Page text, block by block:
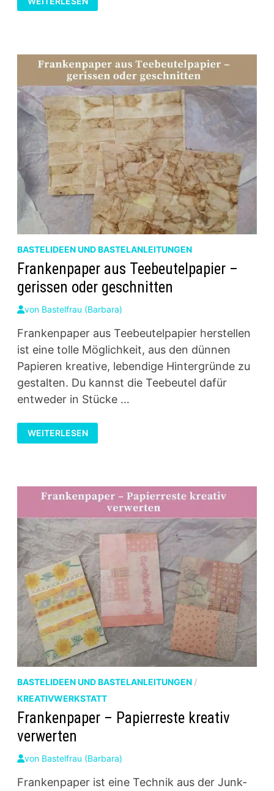
ART
MIT
MIXED-
MEDIA-
GESTALTEN
BASTELIDEEN UND BASTELANLEITUNGEN
Frankenpaper aus Teebeutelpapier –
gerissen oder geschnitten
von Bastelfrau (Barbara)
Frankenpaper aus Teebeutelpapier herstellen
ist eine tolle Möglichkeit, aus den dünnen
Papieren kreative, lebendige Hintergründe zu
gestalten. Du kannst die Teebeutel dafür
entweder in Stücke …
FRANKENPAPER
AUS
TEEBEUTELPAPIER
WEITERLESEN
BASTELIDEEN UND BASTELANLEITUNGEN/
KREATIVWERKSTATT
Frankenpaper – Papierreste kreativ
verwerten
von Bastelfrau (Barbara)
Frankenpaper ist eine Technik aus der Junk-